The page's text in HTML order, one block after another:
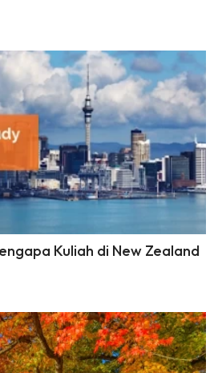
Kuliah di New Zealand